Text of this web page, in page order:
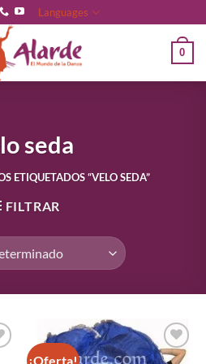
Languages
0
seda
ETIQUETADOS “VELO SEDA”
FILTRAR
¡Oferta!
Añadir